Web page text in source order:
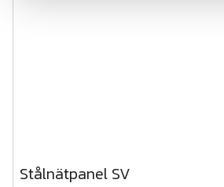
Stålnätpanel SV